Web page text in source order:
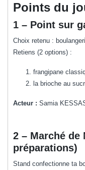
Points du
1 – Point sur
Choix retenu :
Retiens (2 options) :
frangipane
la brioche au
Acteur : Samia
2 – Marché de
préparations)
Stand confectionne ta